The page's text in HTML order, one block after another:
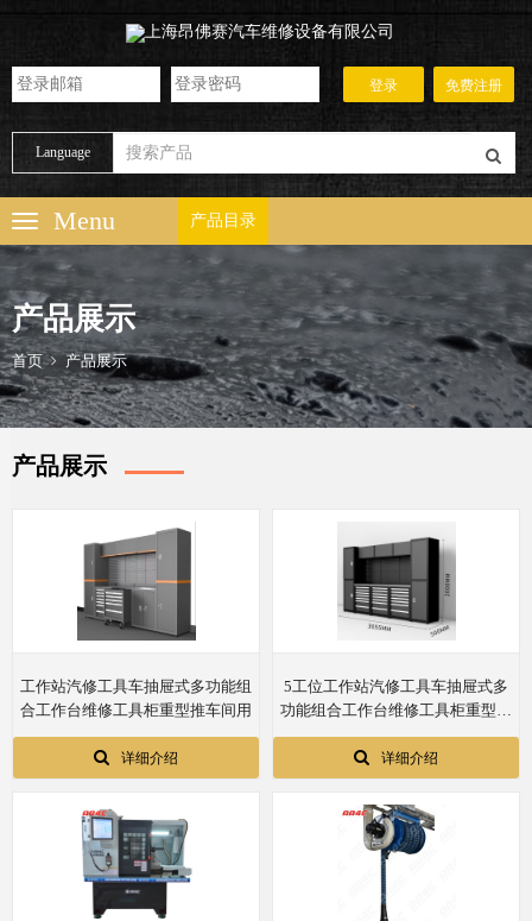
Language
产品目录
产品展示
首页 产品展示
产品展示
工作站汽修工具车抽屉式多功能组
合工作台维修工具柜重型推车间用
详细介绍
5工位工作站汽修工具车抽屉式多
功能组合工作台维修工具柜重型推
车间用
详细介绍